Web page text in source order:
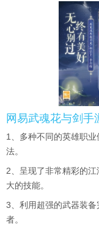
网易武魂花与剑手
1、多种不同的英雄职
法。
2、呈现了非常精彩的
大的技能。
3、利用超强的武器装
者。